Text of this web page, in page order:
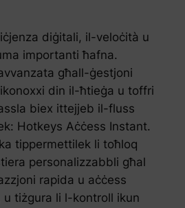
diġitali, il-veloċità u
importanti ħafna.
għall-ġestjoni
din il-ħtieġa u toffri
biex ittejjeb il-fluss
Hotkeys Aċċess Instant.
tippermettilek li toħloq
personalizzabbli għal
rapida u aċċess
tiżgura li l-kontroll ikun